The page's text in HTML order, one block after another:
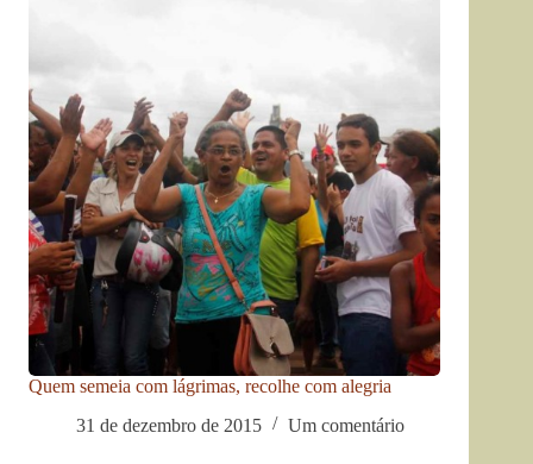
Quem semeia com lágrimas, recolhe com alegria
31 de dezembro de 2015
Um comentário